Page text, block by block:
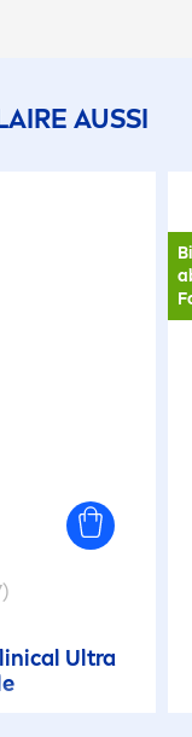
AUSSI
Ultra